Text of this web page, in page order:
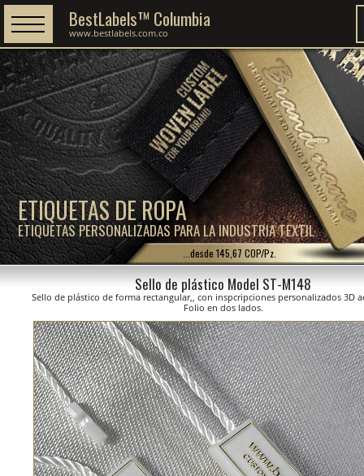
ETIQUETAS DE ROPA
ETIQUETAS PERSONALIZADAS PARA LA INDUSTRIA TEXTIL
BestLabels™ Columbia
www.bestlabels.com.co
...desde 145,67 COP/Pz.
Sello de plástico Model ST-M148
Sello de plástico de forma rectangular,, con inspcripciones personalizados 3D
Folio en dos lados.